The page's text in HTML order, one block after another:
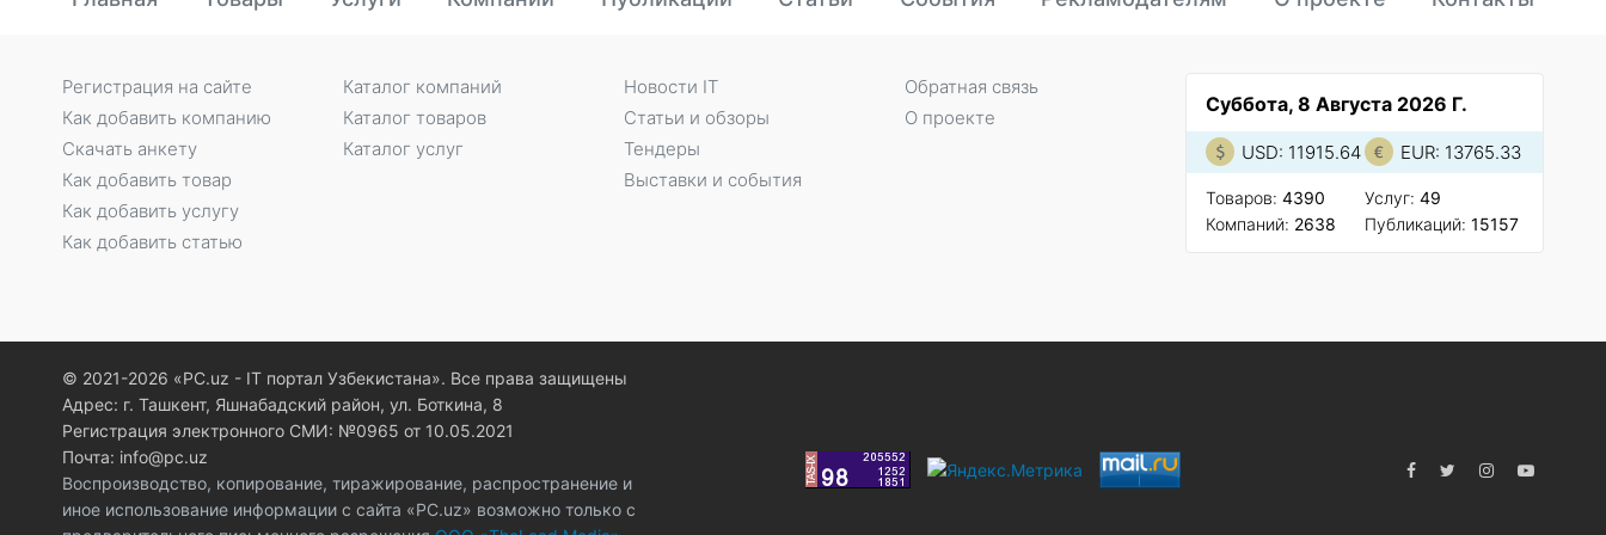
Суббота, 8 Августа 2026 Г.
USD: 11915.64 EUR: 13765.33
Товаров: 4390
Компаний: 2638
Услуг: 49
Публикаций: 15157
Регистрация на сайте
Как добавить компанию
Скачать анкету
Как добавить товар
Как добавить услугу
Как добавить статью
Каталог компаний
Каталог товаров
Каталог услуг
Новости IT
Статьи и обзоры
Тендеры
Выставки и события
Обратная связь
О проекте
© 2021-2026 «PC.uz - IT портал Узбекистана». Все права защищены
Адрес: г. Ташкент, Яшнабадский район, ул. Боткина, 8
Регистрация электронного СМИ: №0965 от 10.05.2021
Почта: info@pc.uz
Воспроизводство, копирование, тиражирование, распространение и
иное использование информации с сайта «PC.uz» возможно только с